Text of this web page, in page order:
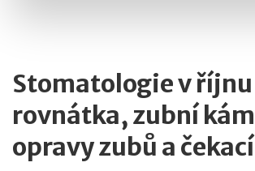
Stomatologie v
rovnátka, zubní
opravy zubů a